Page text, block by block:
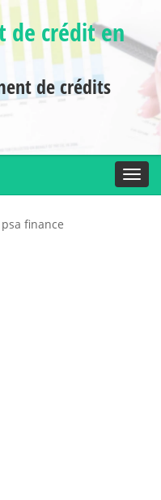
de crédit en
de crédits
finance